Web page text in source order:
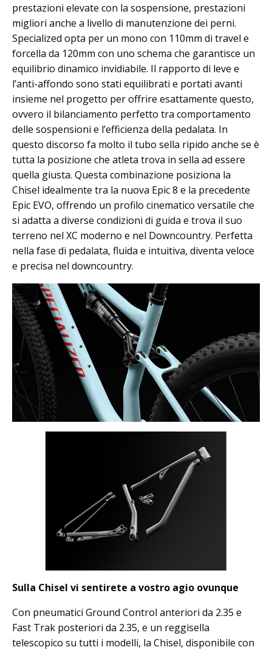
prestazioni elevate con la sospensione, prestazioni
migliori anche a livello di manutenzione dei perni.
Specialized opta per un mono con 110mm di travel e
forcella da 120mm con uno schema che garantisce un
equilibrio dinamico invidiabile. Il rapporto di leve e
l’anti-affondo sono stati equilibrati e portati avanti
insieme nel progetto per offrire esattamente questo,
ovvero il bilanciamento perfetto tra comportamento
delle sospensioni e l’efficienza della pedalata. In
questo discorso fa molto il tubo sella ripido anche se è
tutta la posizione che atleta trova in sella ad essere
quella giusta. Questa combinazione posiziona la
Chisel idealmente tra la nuova Epic 8 e la precedente
Epic EVO, offrendo un profilo cinematico versatile che
si adatta a diverse condizioni di guida e trova il suo
terreno nel XC moderno e nel Downcountry. Perfetta
nella fase di pedalata, fluida e intuitiva, diventa veloce
e precisa nel downcountry.
Sulla Chisel vi sentirete a vostro agio ovunque
Con pneumatici Ground Control anteriori da 2.35 e
Fast Trak posteriori da 2.35, e un reggisella
telescopico su tutti i modelli, la Chisel, disponibile con